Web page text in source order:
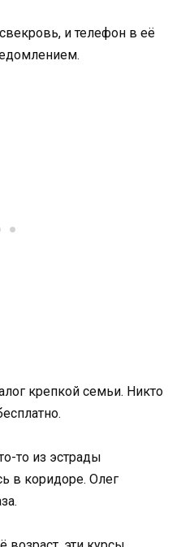
и телефон в её
крепкой семьи. Никто
то из эстрады
в коридоре. Олег